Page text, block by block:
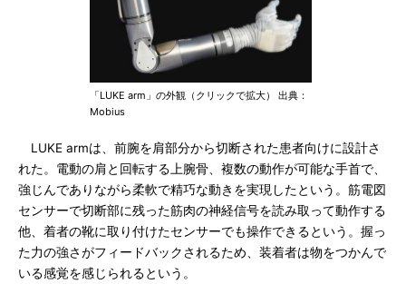
「LUKE arm」の外観（クリックで拡大） 出典：
Mobius
LUKE armは、前腕を肩部分から切断された患者向けに設計さ
れた。電動の肩と回転する上腕骨、複数の動作が可能な手首で、
強じんでありながら柔軟で精巧な動きを実現したという。筋電図
センサーで切断部に残った筋肉の神経信号を読み取って動作する
他、着者の靴に取り付けたセンサーでも操作できるという。握っ
た力の強さがフィードバックされるため、装着者は物をつかんで
いる感覚を感じられるという。